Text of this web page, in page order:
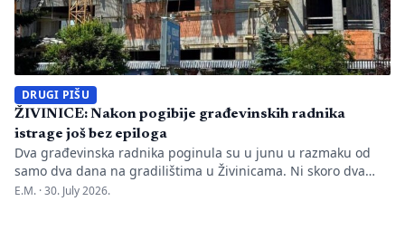
DRUGI PIŠU
ŽIVINICE: Nakon pogibije građevinskih radnika
istrage još bez epiloga
Dva građevinska radnika poginula su u junu u razmaku od
samo dva dana na gradilištima u Živinicama. Ni skoro dva
mjeseca kasnije javnosti nisu poznati uzroci nesreća, niti je
E.M. ·30. July 2026.